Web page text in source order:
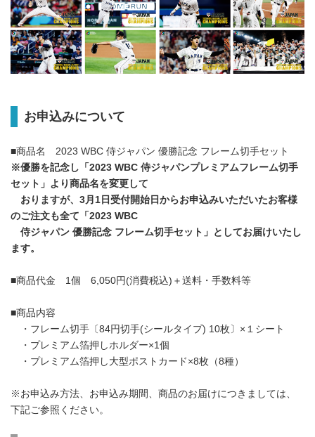
お申込みについて
■商品名 2023 WBC 侍ジャパン 優勝記念 フレーム切手セット
※優勝を記念し「2023 WBC 侍ジャパンプレミアムフレーム切手
セット」より商品名を変更して
おりますが、3月1日受付開始日からお申込みいただいたお客様
のご注文も全て「2023 WBC
侍ジャパン 優勝記念 フレーム切手セット」としてお届けいたし
ます。
■商品代金 1個 6,050円(消費税込)＋送料・手数料等
■商品内容
・フレーム切手〔84円切手(シールタイプ) 10枚〕×１シート
・プレミアム箔押しホルダー×1個
・プレミアム箔押し大型ポストカード×8枚（8種）
※お申込み方法、お申込み期間、商品のお届けにつきましては、
下記ご参照ください。